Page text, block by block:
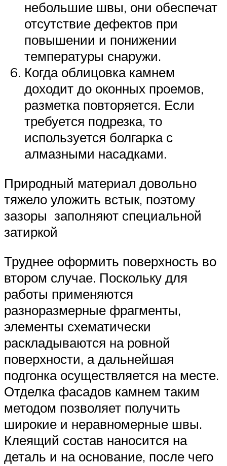
небольшие швы, они обеспечат
отсутствие дефектов при
повышении и понижении
температуры снаружи.
Когда облицовка камнем
доходит до оконных проемов,
разметка повторяется. Если
требуется подрезка, то
используется болгарка с
алмазными насадками.
Природный материал довольно
тяжело уложить встык, поэтому
зазоры заполняют специальной
затиркой
Труднее оформить поверхность во
втором случае. Поскольку для
работы применяются
разноразмерные фрагменты,
элементы схематически
раскладываются на ровной
поверхности, а дальнейшая
подгонка осуществляется на месте.
Отделка фасадов камнем таким
методом позволяет получить
широкие и неравномерные швы.
Клеящий состав наносится на
деталь и на основание, после чего